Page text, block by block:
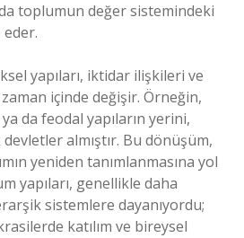
toplumun değer sistemindeki
yapıları, iktidar ilişkileri ve
içinde değişir. Örneğin,
da feodal yapıların yerini,
almıştır. Bu dönüşüm,
yeniden tanımlanmasına yol
yapıları, genellikle daha
sistemlere dayanıyordu;
katılım ve bireysel